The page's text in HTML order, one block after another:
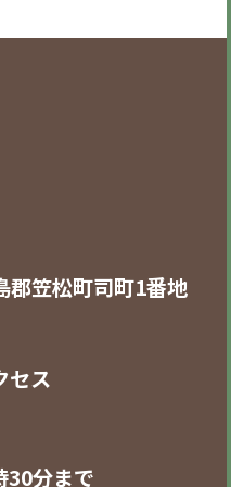
笠松町司町1番地
セス
30分まで